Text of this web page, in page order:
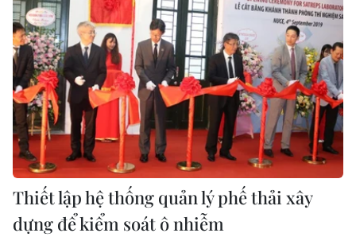
Thiết lập hệ thống quản lý phế thải xây
dựng để kiểm soát ô nhiễm